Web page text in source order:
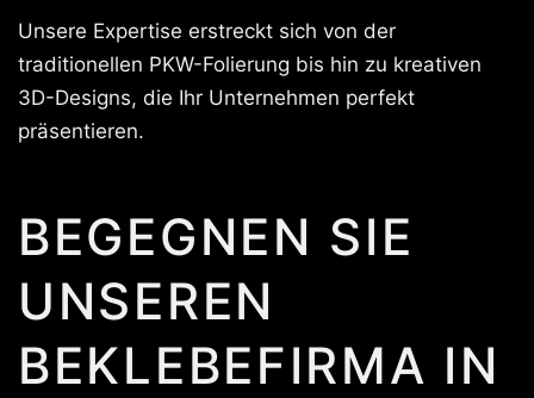
Unsere Expertise erstreckt sich von der
traditionellen PKW-Folierung bis hin zu kreativen
3D-Designs, die Ihr Unternehmen perfekt
präsentieren.
BEGEGNEN SIE
UNSEREN
BEKLEBEFIRMA IN